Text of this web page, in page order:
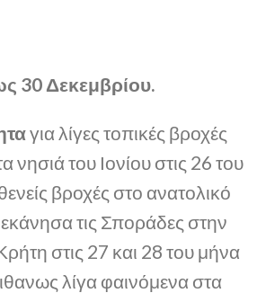
30 Δεκεμβρίου.
για λίγες τοπικές βροχές
νησιά του Ιονίου στις 26 του
βροχές στο ανατολικό
τις Σποράδες στην
στις 27 και 28 του μήνα
λίγα φαινόμενα στα